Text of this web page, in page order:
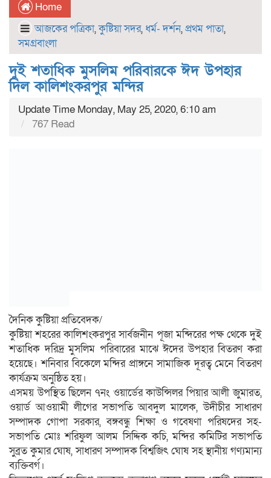
Home
আজকের পত্রিকা,কুষ্টিয়া সদর, ধর্ম- দর্শন,প্রথম পাতা,
সমগ্রবাংলা
দুই শতাধিক মুসলিম পরিবারকে ঈদ উপহার
দিল কালিশংকরপুর মন্দির
Update Time Monday, May 25, 2020, 6:10 am
767 Read
দৈনিক কুষ্টিয়া প্রতিবেদক/
কুষ্টিয়া শহরের কালিশংকরপুর সার্বজনীন পূজা মন্দিরের পক্ষ থেকে দুই
শতাধিক দরিদ্র মুসলিম পরিবারের মাঝে ঈদের উপহার বিতরণ করা
হয়েছে। শনিবার বিকেলে মন্দির প্রাঙ্গনে সামাজিক দূরত্ব মেনে বিতরণ
কার্যক্রম অনুষ্ঠিত হয়।
এসময় উপস্থিত ছিলেন ৭নং ওয়ার্ডের কাউন্সিলর পিয়ার আলী জুমারত,
ওয়ার্ড আওয়ামী লীগের সভাপতি আবদুল মালেক, উদীচীর সাধারণ
সম্পাদক গোপা সরকার, বঙ্গবন্ধু শিক্ষা ও গবেষণা পরিষদের সহ-
সভাপতি মোঃ শরিফুল আলম সিদ্দিক কচি, মন্দির কমিটির সভাপতি
সুব্রত কুমার ঘোষ, সাধারণ সম্পাদক বিশ্বজিৎ ঘোষ সহ স্থানীয় গণ্যমান্য
ব্যক্তিবর্গ।